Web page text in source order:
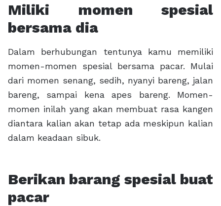
Miliki momen spesial
bersama dia
Dalam berhubungan tentunya kamu memiliki
momen-momen spesial bersama pacar. Mulai
dari momen senang, sedih, nyanyi bareng, jalan
bareng, sampai kena apes bareng. Momen-
momen inilah yang akan membuat rasa kangen
diantara kalian akan tetap ada meskipun kalian
dalam keadaan sibuk.
Berikan barang spesial buat
pacar